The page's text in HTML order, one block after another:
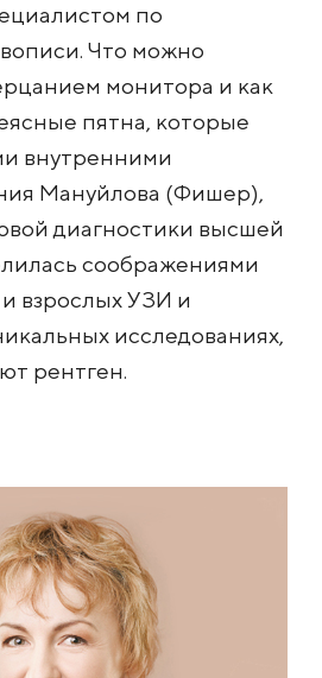
по
Что можно
монитора и как
пятна, которые
внутренними
Мануйлова (Фишер),
диагностики высшей
соображениями
взрослых УЗИ и
исследованиях,
рентген.